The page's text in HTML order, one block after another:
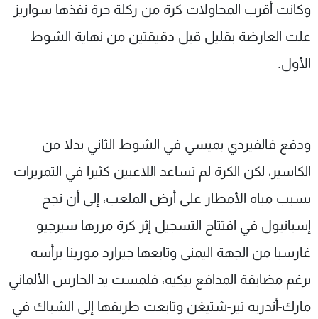
وكانت أقرب المحاولات كرة من ركلة حرة نفذها سواريز
علت العارضة بقليل قبل دقيقتين من نهاية الشوط
الأول.
ودفع فالفيردي بميسي في الشوط الثاني بدلا من
الكاسير، لكن الكرة لم تساعد اللاعبين كثيرا في التمريرات
بسبب مياه الأمطار على أرض الملعب، إلى أن نجح
إسبانيول في افتتاح التسجيل إثر كرة مررها سيرجيو
غارسيا من الجهة اليمنى وتابعها جيرارد مورينا برأسه
برغم مضايقة المدافع بيكيه، فلمست يد الحارس الألماني
مارك-أندريه تير-شتيغن وتابعت طريقها إلى الشباك في